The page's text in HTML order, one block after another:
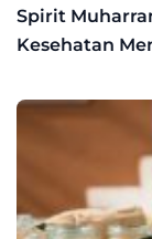
Spirit
Kesehatan